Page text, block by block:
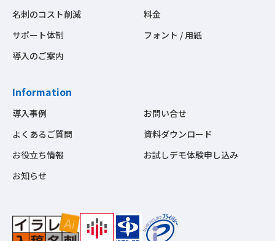
名刺のコスト削減
サポート体制
導入のご案内
料金
フォント / 用紙
Information
導入事例
よくあるご質問
お役立ち情報
お知らせ
お問い合せ
資料ダウンロード
お試しデモ体験申し込み